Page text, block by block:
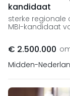
kandidaat
sterke
MBI-kandidaat
€ 2.500.000
Midden-